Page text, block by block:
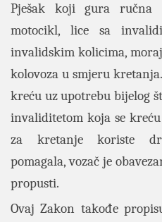
Pješak koji gura ručna
motocikl, lice sa
invalidskim kolicima,
kolovoza u smjeru
kreću uz upotrebu bijelog
invaliditetom koja se
za kretanje koriste
pomagala, vozač je
propusti.
Ovaj Zakon takođe